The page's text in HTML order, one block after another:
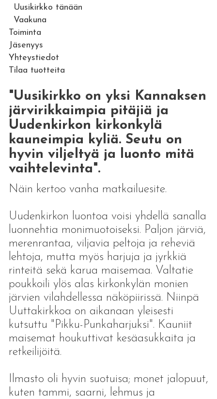
Uusikirkko tänään
Vaakuna
Toiminta
Jäsenyys
Yhteystiedot
Tilaa tuotteita
"Uusikirkko on yksi Kannaksen
järvirikkaimpia pitäjiä ja
Uudenkirkon kirkonkylä
kauneimpia kyliä. Seutu on
hyvin viljeltyä ja luonto mitä
vaihtelevinta".
Näin kertoo vanha matkailuesite.
Uudenkirkon luontoa voisi yhdellä sanalla
luonnehtia monimuotoiseksi. Paljon järviä,
merenrantaa, viljavia peltoja ja reheviä
lehtoja, mutta myös harjuja ja jyrkkiä
rinteitä sekä karua maisemaa. Valtatie
poukkoili ylös alas kirkonkylän monien
järvien vilahdellessa näköpiirissä. Niinpä
Uuttakirkkoa on aikanaan yleisesti
kutsuttu "Pikku-Punkaharjuksi". Kauniit
maisemat houkuttivat kesäasukkaita ja
retkeilijöitä.
Ilmasto oli hyvin suotuisa; monet jalopuut,
kuten tammi, saarni, lehmus ja